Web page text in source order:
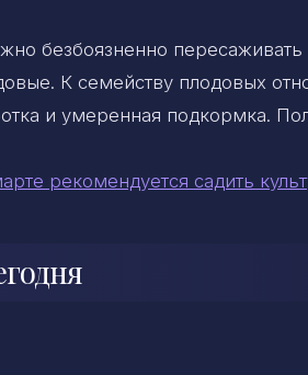
безбоязненно
К семейству плодовых
и умеренная подкормка.
рекомендуется садить